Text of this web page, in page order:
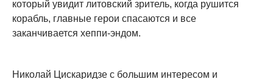
который увидит литовский зритель, когда рушится
корабль, главные герои спасаются и все
заканчивается хеппи-эндом.
Николай Цискаридзе с большим интересом и